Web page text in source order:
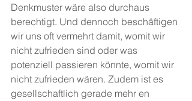
Denkmuster wäre also durchaus
berechtigt. Und dennoch beschäftigen
wir uns oft vermehrt damit, womit wir
nicht zufrieden sind oder was
potenziell passieren könnte, womit wir
nicht zufrieden wären. Zudem ist es
gesellschaftlich gerade mehr en